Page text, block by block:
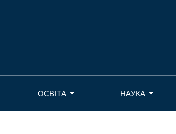
ОСВІТА НАУКА